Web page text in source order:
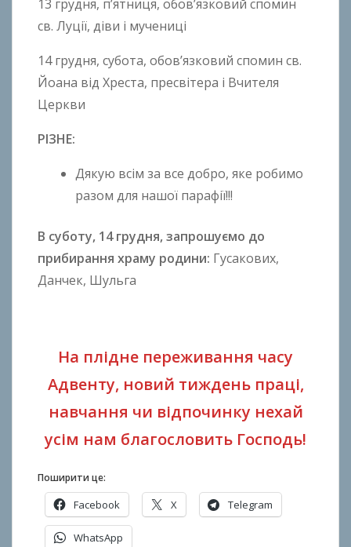
13 грудня, п’ятниця, обов’язковий спомин
св. Луції, діви і мучениці
14 грудня, субота, обов’язковий спомин св.
Йоана від Хреста, пресвітера і Вчителя
Церкви
РІЗНЕ:
Дякую всім за все добро, яке робимо
разом для нашої парафії!!!
В суботу, 14 грудня, запрошуємо до
прибирання храму родини: Гусакових,
Данчек, Шульга
На плідне переживання часу
Адвенту, новий тиждень праці,
навчання чи відпочинку нехай
усім нам благословить Господь!
Поширити це:
Facebook X Telegram
WhatsApp